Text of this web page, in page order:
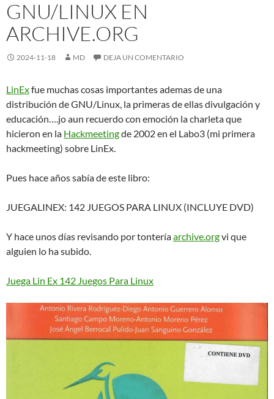
GNU/LINUX EN
ARCHIVE.ORG
2024-11-18 MD DEJA UN COMENTARIO
LinExfue muchas cosas importantes ademas de una
distribución de GNU/Linux, la primeras de ellas divulgación y
educación….jo aun recuerdo con emoción la charleta que
hicieron en la Hackmeetingde 2002 en el Labo3 (mi primera
hackmeeting) sobre LinEx.
Pues hace años sabía de este libro:
JUEGALINEX: 142 JUEGOS PARA LINUX (INCLUYE DVD)
Y hace unos días revisando por tonteríaarchive.orgvi que
alguien lo ha subido.
Juega Lin Ex 142 Juegos Para Linux